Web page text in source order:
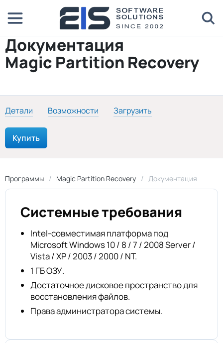
Документация
Magic Partition Recovery
Детали Возможности Загрузить
Купить
Программы Magic Partition Recovery Документация
Системные требования
Intel-совместимая платформа под
Microsoft Windows 10 / 8 / 7 / 2008 Server /
Vista / XP / 2003 / 2000 / NT.
1 ГБ ОЗУ.
Достаточное дисковое пространство для
восстановления файлов.
Права администратора системы.